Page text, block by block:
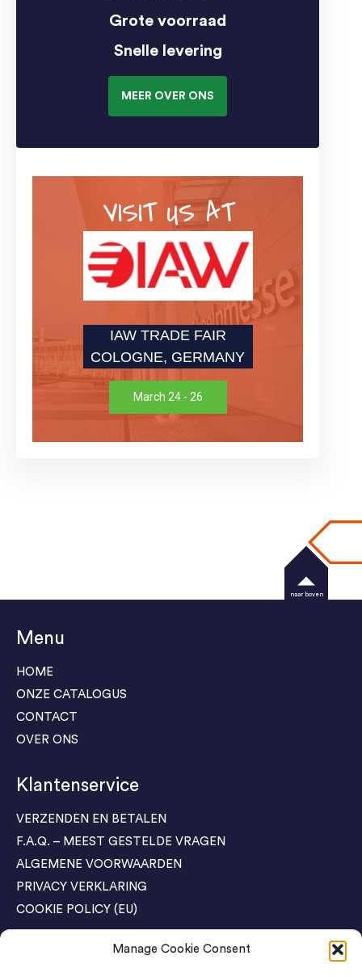
Manage Cookie Consent
Grote voorraad
Snelle levering
MEER OVER ONS
VISIT US AT
IAW TRADE FAIR
COLOGNE, GERMANY
March 24 - 26
Menu
HOME
ONZE CATALOGUS
CONTACT
OVER ONS
Klantenservice
VERZENDEN EN BETALEN
F.A.Q. – MEEST GESTELDE VRAGEN
ALGEMENE VOORWAARDEN
PRIVACY VERKLARING
COOKIE POLICY (EU)
Agenda Trade Shows
naar boven